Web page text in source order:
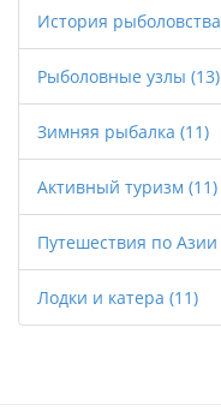
История рыболовства
Рыболовные узлы (13)
Зимняя рыбалка (11)
Активный туризм (11)
Путешествия по Азии
Лодки и катера (11)